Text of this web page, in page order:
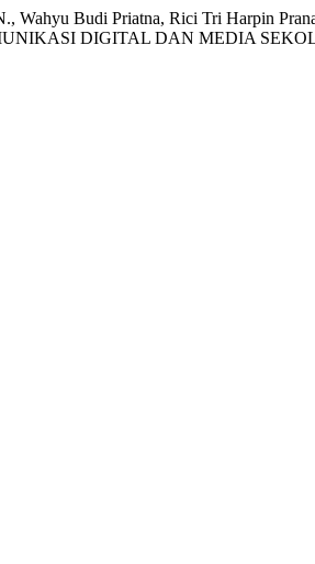
Wahyu Budi Priatna, Rici Tri Harpin
DIGITAL DAN MEDIA